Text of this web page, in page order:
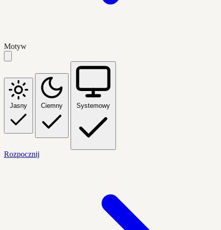
Motyw
Jasny Ciemny Systemowy
Rozpocznij